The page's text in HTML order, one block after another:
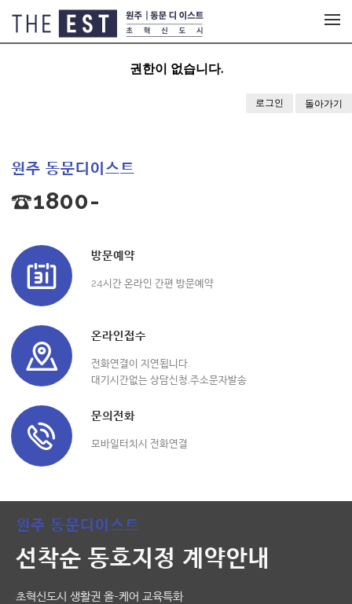
메뉴 건너뛰기
권한이 없습니다.
로그인 돌아가기
원주 동문디이스트
☎1800-
방문예약
24시간 온라인 간편 방문예약
온라인접수
전화연결이 지연됩니다.
대기시간없는 상담신청,주소문자발송
문의전화
모바일터치시 전화연결
원주 동문디이스트
선착순 동호지정 계약안내
초혁신도시 생활권 올-케어 교육특화